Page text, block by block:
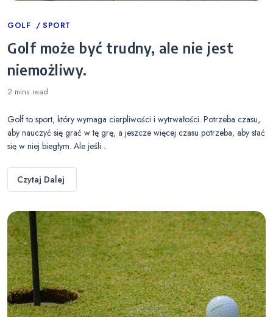
Categories
GOLF SPORT
Golf może być trudny, ale nie jest
niemożliwy.
2 mins read
Golf to sport, który wymaga cierpliwości i wytrwałości. Potrzeba czasu,
aby nauczyć się grać w tę grę, a jeszcze więcej czasu potrzeba, aby stać
się w niej biegłym. Ale jeśli…
Czytaj Dalej